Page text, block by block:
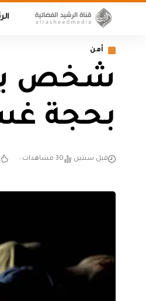
أمن
شخص
بحجة
قبل سنتين 30 مشاهدات